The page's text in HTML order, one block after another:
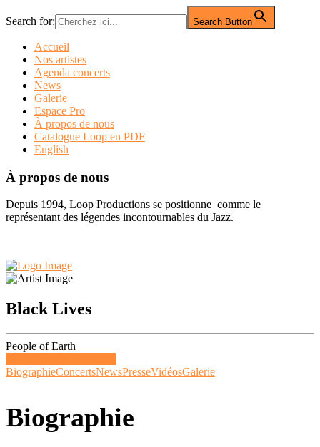
Search for: Search Button
Accueil
Nos artistes
Agenda concerts
News
Galerie
Espace Pro
À propos de nous
Catalogue Loop en PDF
English
À propos de nous
Depuis 1994, Loop Productions se positionne comme le
représentant des légendes incontournables du Jazz.
Black Lives
People of Earth
BiographieConcertsNewsPresseVidéosGalerie
Biographie